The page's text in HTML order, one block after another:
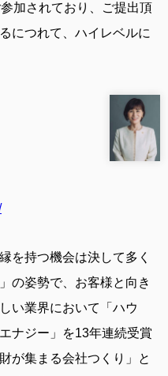
加されており、ご提出頂
につれて、ハイレベルに
を持つ機会は決して多く
の姿勢で、お客様と向き
い業界において「ハウ
ナジー」を13年連続受賞
が集まる会社つくり」と